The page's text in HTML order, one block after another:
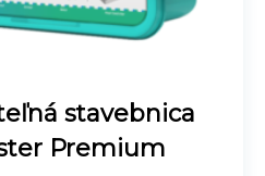
stavebnica
Premium